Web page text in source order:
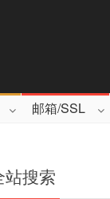
邮箱/SSL
站搜索